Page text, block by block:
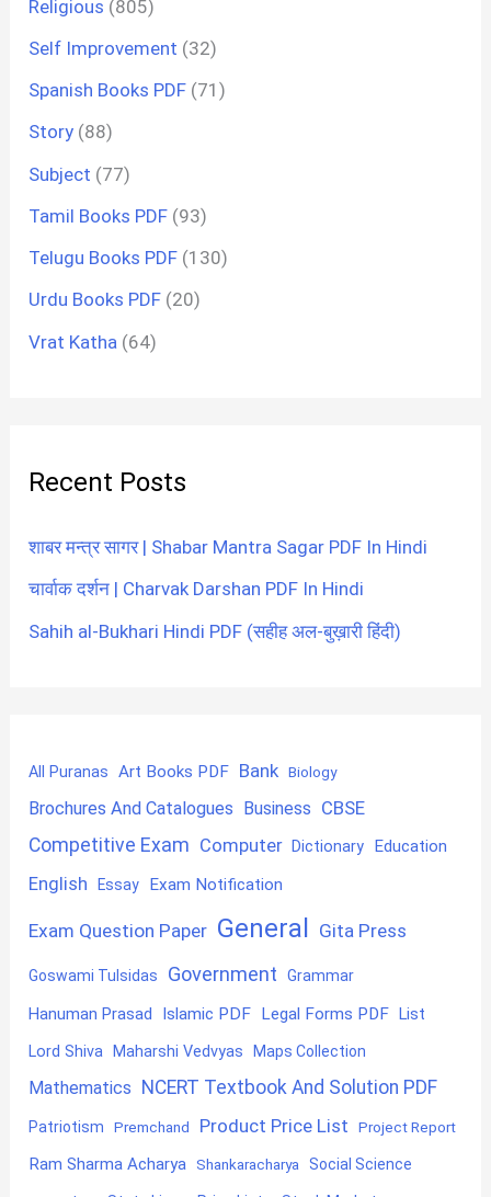
Religious (805)
Self Improvement (32)
Spanish Books PDF (71)
Story (88)
Subject (77)
Tamil Books PDF (93)
Telugu Books PDF (130)
Urdu Books PDF (20)
Vrat Katha (64)
Recent Posts
शाबर मन्त्र सागर | Shabar Mantra Sagar PDF In Hindi
चार्वाक दर्शन | Charvak Darshan PDF In Hindi
Sahih al-Bukhari Hindi PDF (सहीह अल-बुख़ारी हिंदी)
All Puranas Art Books PDF Bank Biology
Brochures And Catalogues Business CBSE
Competitive Exam Computer Dictionary Education
English Essay Exam Notification
Exam Question Paper General Gita Press
Goswami Tulsidas Government Grammar
Hanuman Prasad Islamic PDF Legal Forms PDF List
Lord Shiva Maharshi Vedvyas Maps Collection
Mathematics NCERT Textbook And Solution PDF
Patriotism Premchand Product Price List Project Report
Ram Sharma Acharya Shankaracharya Social Science